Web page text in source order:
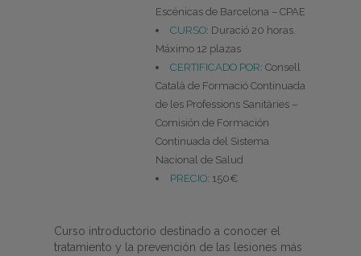
Escénicas de Barcelona – CPAE
CURSO: Duració 20 horas.
Máximo 12 plazas
CERTIFICADO POR: Consell
Català de Formació Continuada
de les Professions Sanitàries –
Comisión de Formación
Continuada del Sistema
Nacional de Salud
PRECIO: 150€
Curso introductorio destinado a conocer el
tratamiento y la prevención de las lesiones más